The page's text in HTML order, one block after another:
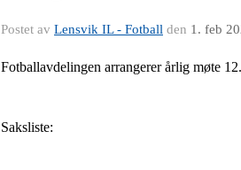
Postet av Lensvik IL - Fotball den 1. feb
Fotballavdelingen arrangerer årlig møte
Saksliste: